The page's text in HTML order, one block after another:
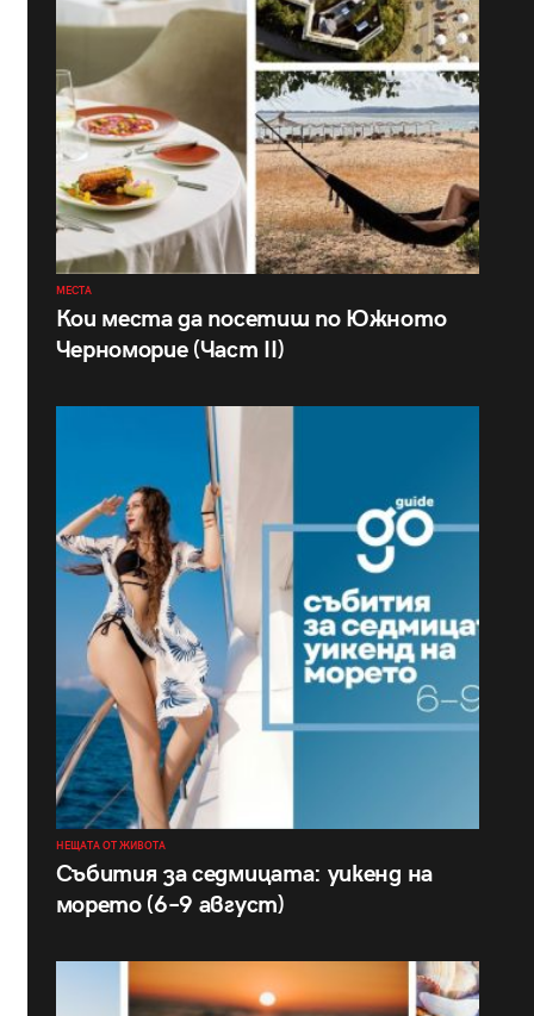
МЕСТА
Кои места да посетиш по Южното
Черноморие (Част II)
НЕЩАТА ОТ ЖИВОТА
Събития за седмицата: уикенд на
морето (6–9 август)